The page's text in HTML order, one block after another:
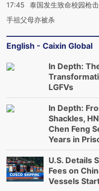
17:45
泰国发生致命校园枪
手祖父母亦被杀
English - Caixin Global
In Depth:
LGFVs
In Depth:
Shackles,
Chen Feng
Years in
U.S. Details
Fees on
Vessels